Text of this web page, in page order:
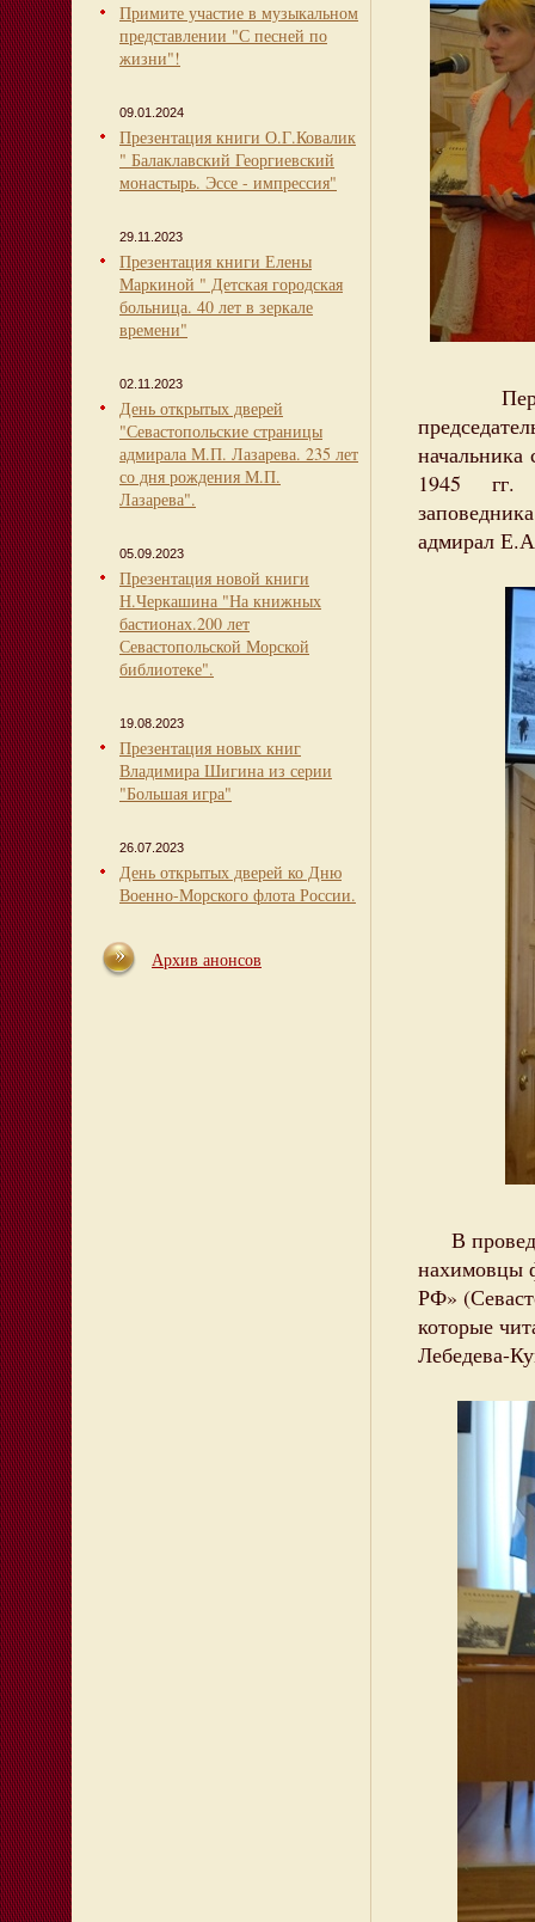
Примите участие в музыкальном
представлении "С песней по
жизни"!
09.01.2024
Презентация книги О.Г.Ковалик
" Балаклавский Георгиевский
монастырь. Эссе - импрессия"
29.11.2023
Презентация книги Елены
Маркиной " Детская городская
больница. 40 лет в зеркале
времени"
02.11.2023
День открытых дверей
"Севастопольские страницы
адмирала М.П. Лазарева. 235 лет
со дня рождения М.П.
Лазарева".
05.09.2023
Презентация новой книги
Н.Черкашина "На книжных
бастионах.200 лет
Севастопольской Морской
библиотеке".
19.08.2023
Презентация новых книг
Владимира Шигина из серии
"Большая игра"
26.07.2023
День открытых дверей ко Дню
Военно-Морского флота России.
Архив анонсов
Перед
начальника
1945 гг.
адмирал
В
нахимовцы
РФ»
которые
Лебедева-